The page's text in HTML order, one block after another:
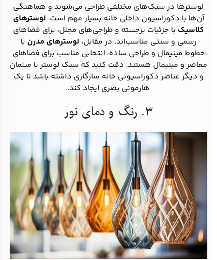
لوسترها در سبک‌های مختلفی طراحی می‌شوند و هماهنگی
آن‌ها با دکوراسیون داخلی خانه بسیار مهم است. لوسترهای
کلاسیک با جزئیات برجسته و طراحی‌های مجلل، برای فضاهای
رسمی و سنتی مناسب‌اند. در مقابل، لوسترهای مدرن با
خطوط مینیمال و طراحی ساده، انتخابی مناسب برای فضاهای
معاصر و مینیمال هستند. دقت کنید که سبک لوستر با مبلمان
و دیگر عناصر دکوراسیونی خانه سازگاری داشته باشد تا یک
هارمونی بصری ایجاد کند.
۳. رنگ و دمای نور